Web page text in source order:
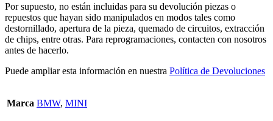
Por supuesto, no están incluidas para su devolución piezas o
repuestos que hayan sido manipulados en modos tales como
destornillado, apertura de la pieza, quemado de circuitos, extracción
de chips, entre otras. Para reprogramaciones, contacten con nosotros
antes de hacerlo.
Puede ampliar esta información en nuestra Política de Devoluciones
Marca BMW, MINI